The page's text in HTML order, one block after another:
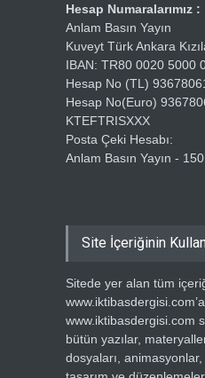
Hesap Numaralarımız :
Anlam Basın Yayın
Kuveyt Türk Ankara
IBAN: TR80 0020 5000
Hesap No (TL)
Hesap No(Euro)
KTEFTRISXXX
Posta Çeki Hesabı:
Anlam Basın Yayın -
Site İçeriğinin
Sitede yer alan tüm
www.iktibasdergisi.com
bütün yazılar,
dosyaları,